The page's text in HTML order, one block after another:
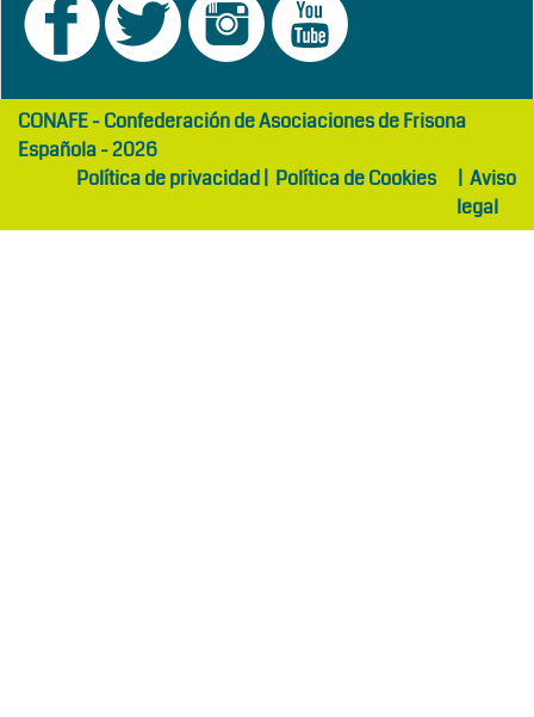
girls
abaya
maltepe
otelCONAFE - Confederación de Asociaciones de Frisona
Española - 2026
Política de privacidad| Política de Cookies | Aviso
legal